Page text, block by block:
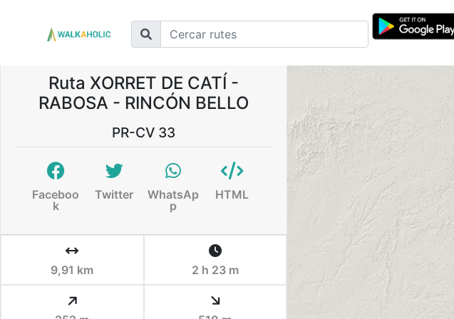
Ruta XORRET DE CATÍ -
RABOSA - RINCÓN BELLO
PR-CV 33
Faceboo
k
Twitter
WhatsAp
p
HTML
9,91 km 2 h 23 m